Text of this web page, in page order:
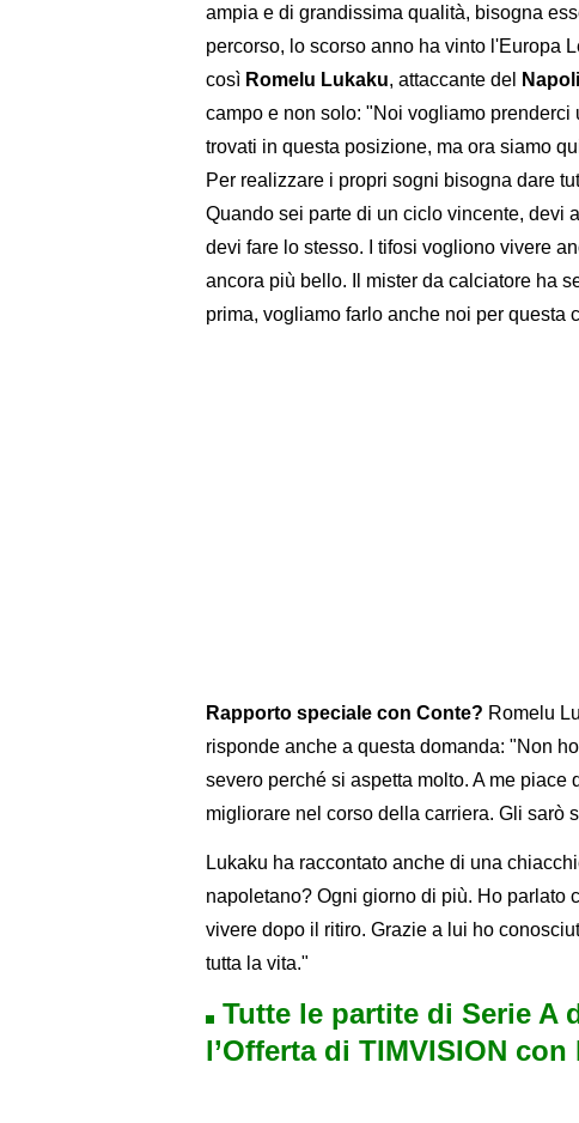
ampia e di grandissima qualità, bisogna
percorso, lo scorso anno ha vinto l'Europa
così Romelu Lukaku, attaccante del Napoli
campo e non solo: "Noi vogliamo
trovati in questa posizione, ma ora siamo
Per realizzare i propri sogni bisogna dare
Quando sei parte di un ciclo vincente, devi
devi fare lo stesso. I tifosi vogliono vivere
ancora più bello. Il mister da calciatore ha
prima, vogliamo farlo anche noi per questa
Rapporto speciale con Conte? Romelu
risponde anche a questa domanda: "Non
severo perché si aspetta molto. A me
migliorare nel corso della carriera. Gli sarò
Lukaku ha raccontato anche di una
napoletano? Ogni giorno di più. Ho parlato
vivere dopo il ritiro. Grazie a lui ho
tutta la vita."
Tutte le partite di Serie A
l’Offerta di TIMVISION con